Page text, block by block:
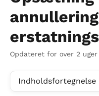
Opdateret for over 2 uger
Indholdsfortegnelse